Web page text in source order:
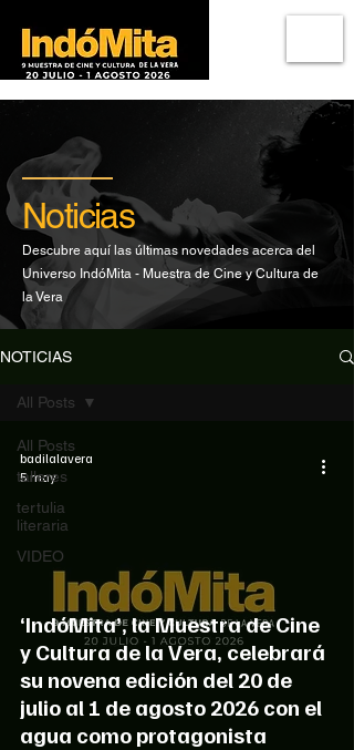
Noticias
Descubre aquí las últimas novedades acerca del
Universo IndóMita - Muestra de Cine y Cultura de
la Vera
NOTICIAS
All Posts
talleres
tertulia
literaria
VIDEO
All Posts
‘IndóMita’, la Muestra de Cine
y Cultura de la Vera, celebrará
su novena edición del 20 de
julio al 1 de agosto 2026 con el
agua como protagonista
badilalavera
5 may